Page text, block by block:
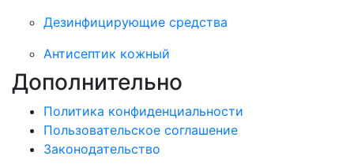
Дезинфицирующие средства
Антисептик кожный
Дополнительно
Политика конфиденциальности
Пользовательское соглашение
Законодательство